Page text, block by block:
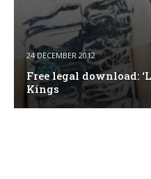
24 DECEMBER 2012
Free legal download:
Kings